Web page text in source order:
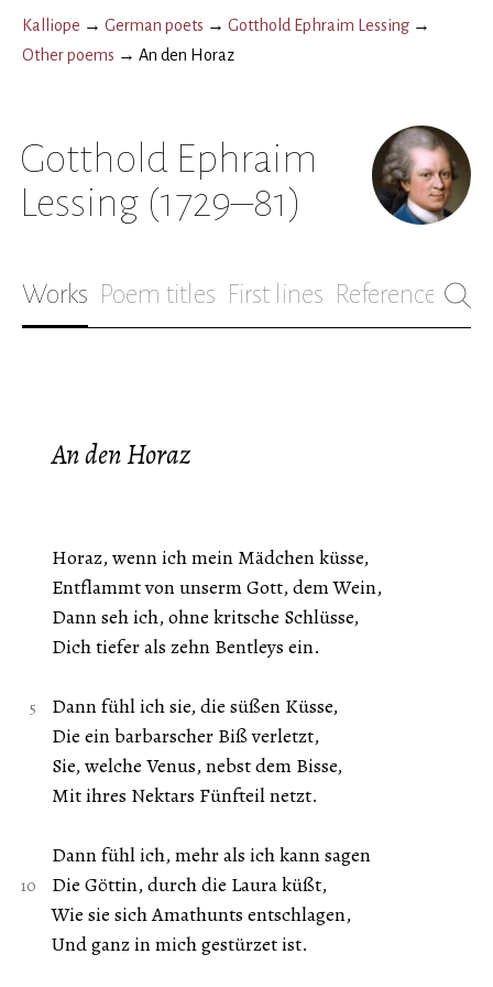
Kalliope → German poets → Gotthold Ephraim Lessing →
Other poems → An den Horaz
Gotthold Ephraim
Lessing (1729–81)
Works Poem titles First lines References
An den Horaz
Horaz, wenn ich mein Mädchen küsse,
Entflammt von unserm Gott, dem Wein,
Dann seh ich, ohne kritsche Schlüsse,
Dich tiefer als zehn Bentleys ein.
Dann fühl ich sie, die süßen Küsse,
Die ein barbarscher Biß verletzt,
Sie, welche Venus, nebst dem Bisse,
Mit ihres Nektars Fünfteil netzt.
Dann fühl ich, mehr als ich kann sagen
Die Göttin, durch die Laura küßt,
Wie sie sich Amathunts entschlagen,
Und ganz in mich gestürzet ist.